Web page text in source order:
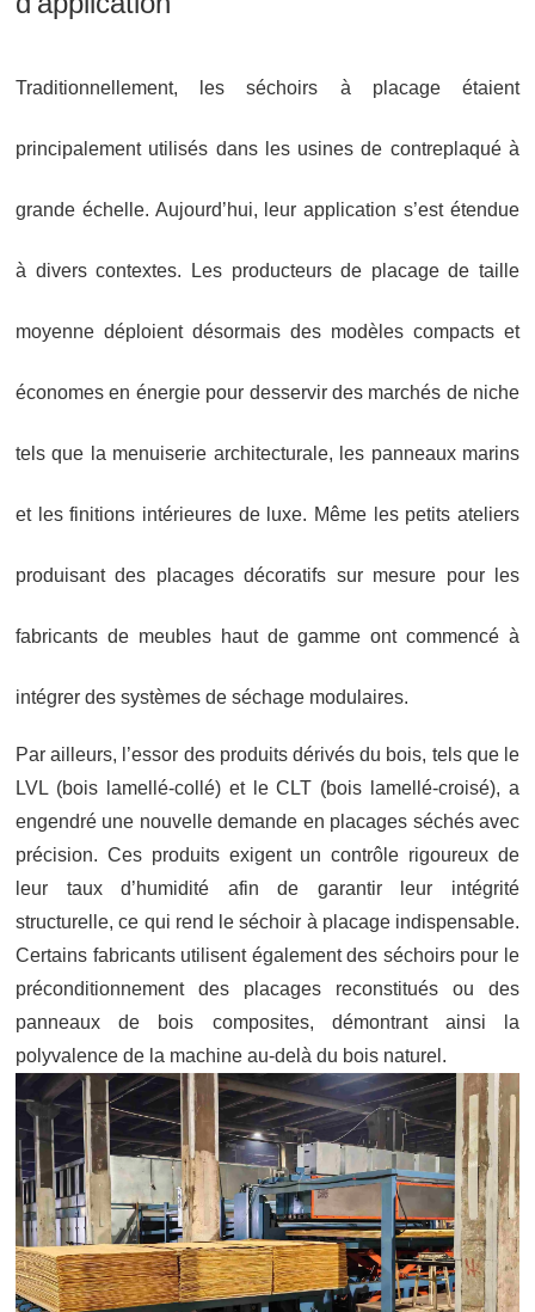
Traditionnellement, les séchoirs à placage étaient
principalement utilisés dans les usines de contreplaqué à
grande échelle. Aujourd’hui, leur application s’est étendue
à divers contextes. Les producteurs de placage de taille
moyenne déploient désormais des modèles compacts et
économes en énergie pour desservir des marchés de niche
tels que la menuiserie architecturale, les panneaux marins
et les finitions intérieures de luxe. Même les petits ateliers
produisant des placages décoratifs sur mesure pour les
fabricants de meubles haut de gamme ont commencé à
intégrer des systèmes de séchage modulaires.
Par ailleurs, l’essor des produits dérivés du bois, tels que le
LVL (bois lamellé-collé) et le CLT (bois lamellé-croisé), a
engendré une nouvelle demande en placages séchés avec
précision. Ces produits exigent un contrôle rigoureux de
leur taux d’humidité afin de garantir leur intégrité
structurelle, ce qui rend le séchoir à placage indispensable.
Certains fabricants utilisent également des séchoirs pour le
préconditionnement des placages reconstitués ou des
panneaux de bois composites, démontrant ainsi la
polyvalence de la machine au-delà du bois naturel.